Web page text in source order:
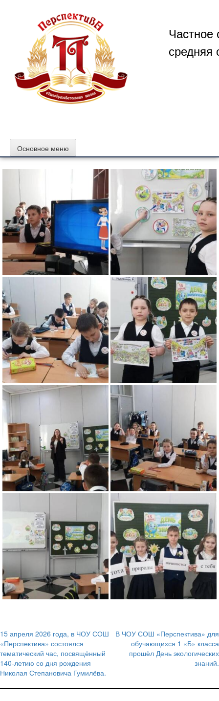
содержимому
Частное
средняя
Основное меню
Навигация
по
записям
15 апреля 2026 года, в ЧОУ СОШ
«Перспектива» состоялся
тематический час, посвящённый
140-летию со дня рождения
Николая Степановича Гумилёва.
В ЧОУ СОШ «Перспектива» для
обучающихся 1 «Б» класса
прошёл День экологических
знаний.